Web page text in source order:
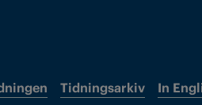
Tidningsarkiv In